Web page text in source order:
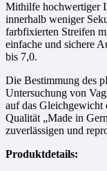
Mithilfe hochwertiger
innerhalb weniger
farbfixierten Streifen
einfache und sichere
bis 7,0.
Die Bestimmung des
Untersuchung von
auf das
Qualität „Made in
zuverlässigen und
Produktdetails: